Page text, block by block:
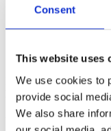
Consent
This website uses
We use cookies to
provide social
We also share
Suivi des
l’agence pour
Conseils sur le
Nous proposons bien
légales actuellesen
Une